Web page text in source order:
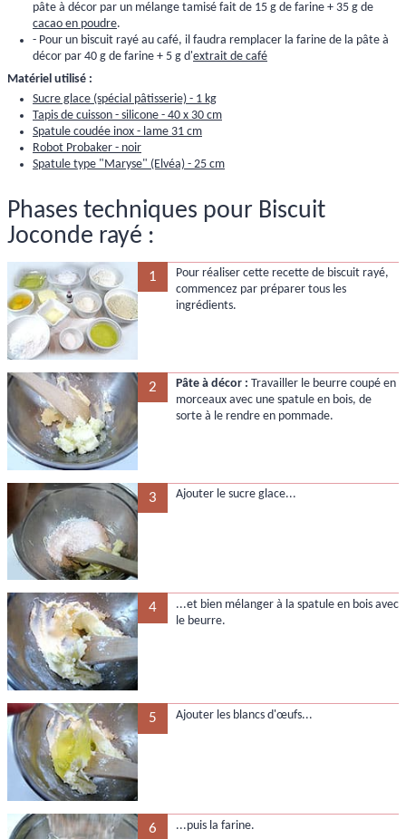
pâte à décor par un mélange tamisé fait de 15 g de farine + 35 g de
cacao en poudre.
- Pour un biscuit rayé au café, il faudra remplacer la farine de la pâte à
décor par 40 g de farine + 5 g d'extrait de café
Matériel utilisé :
Sucre glace (spécial pâtisserie) - 1 kg
Tapis de cuisson - silicone - 40 x 30 cm
Spatule coudée inox - lame 31 cm
Robot Probaker - noir
Spatule type "Maryse" (Elvéa) - 25 cm
Phases techniques pour Biscuit
Joconde rayé :
1
Pour réaliser cette recette de biscuit rayé,
commencez par préparer tous les
ingrédients.
2 Pâte à décor : Travailler le beurre coupé en
morceaux avec une spatule en bois, de
sorte à le rendre en pommade.
3 Ajouter le sucre glace...
4
...et bien mélanger à la spatule en bois avec
le beurre.
5 Ajouter les blancs d'œufs...
6 ...puis la farine.